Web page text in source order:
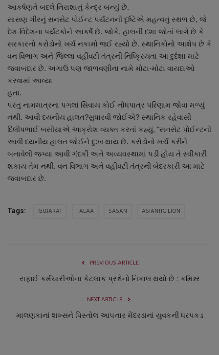
બોલિવૂડ
સ્વાસ્થ્ય
આકર્ષણને બદલે નિરાશાનું કેન્દ્ર બન્યું છે.
સાસણ ગીરનું સનસેટ પોઈન્ટ પર્યટનની દૃષ્ટિએ મહત્વનું સ્થળ છે, જે
દેશ-વિદેશના પર્યટકોને આકર્ષે છે. જોકે, હાલની દશા જોતાં લાગે છે કે
સરકારનો કરોડોનો ખર્ચ નકામો જઈ રહ્યો છે. સ્થાનિકોનો આક્ષેપ છે કે
વન વિભાગ અને જિલ્લા વહીવટી તંત્રની નિષ્ક્રિયતા આ દુર્દશા માટે
જવાબદાર છે. અગાઉ પણ જાળવણીના નામે મોટા-મોટા વાયદાઓ
કરવામાં આવ્યા
હતા.
પરંતુ નામમાત્રના પગલાં સિવાય કોઈ નોંધપાત્ર પરિણામ જોવા મળ્યું
નથી. આવી દયનીય હાલત?સુધારવી જોઈએ? સ્થાનિક રહેવાસી
દિલીપભાઈ બસીયાએ આક્રોશ વ્યક્ત કરતાં કહ્યું, "સનસેટ પોઈન્ટની
આવી દયનીય હાલત જોઈને દુ:ખ થાય છે. કરોડોનો ખર્ચ કરીને
બનાવેલી જગ્યા આવી ગંદકી અને અવ્યવસ્થામાં પડી હોય તે સ્વીકારી
શકાય તેમ નથી. વન વિભાગ અને વહીવટી તંત્રની બેદરકારી આ માટે
જવાબદાર છે.
Tags: GUJARAT TALAA SASAN ASIANTIC LION
PREVIOUS ARTICLE
સફાઈ કર્મચારીઓના કેટલાક પ્રશ્નોનો નિકાલ થયો છે : કમિશ્નર
NEXT ARTICLE
માલણકાનાં શખ્સને પિસ્તોલ આપનાર મેંદરડાનાં યુવકની ધરપકડ